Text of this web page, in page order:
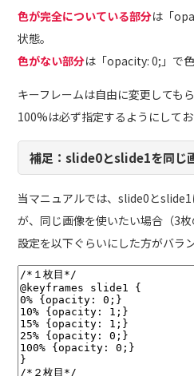
色が完全についている部分は「
状態。
色がない部分は「opacity: 0;」で
キーフレームは自由に変更しても
100%は必ず指定するようにしてお
補足：slide0とslide1を同じ
当マニュアルでは、slide0と
が、同じ画像を使いたい場合（3
設定を以下ぐらいにした方がバラ